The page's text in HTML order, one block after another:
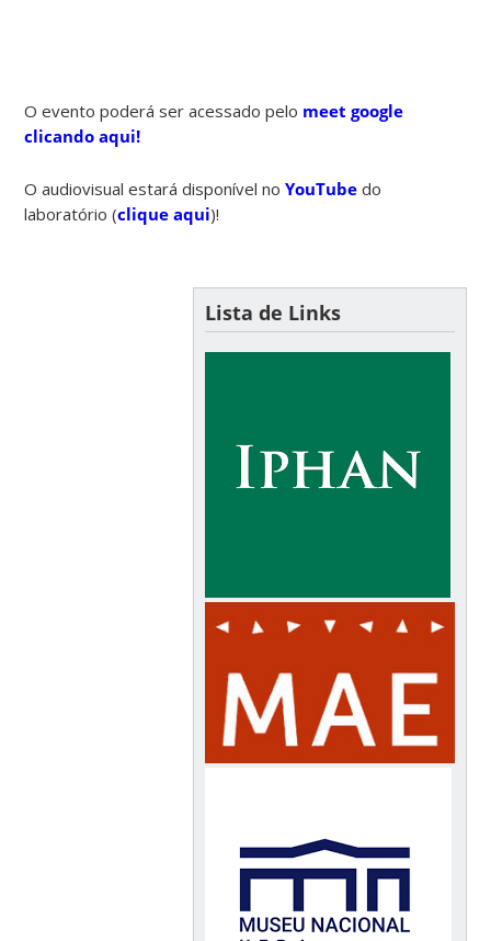
O evento poderá ser acessado pelo meet google
clicando aqui!
O audiovisual estará disponível noYouTubedo
laboratório (clique aqui)!
Lista de Links